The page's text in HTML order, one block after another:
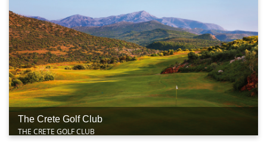
The Crete Golf Club
THE CRETE GOLF CLUB